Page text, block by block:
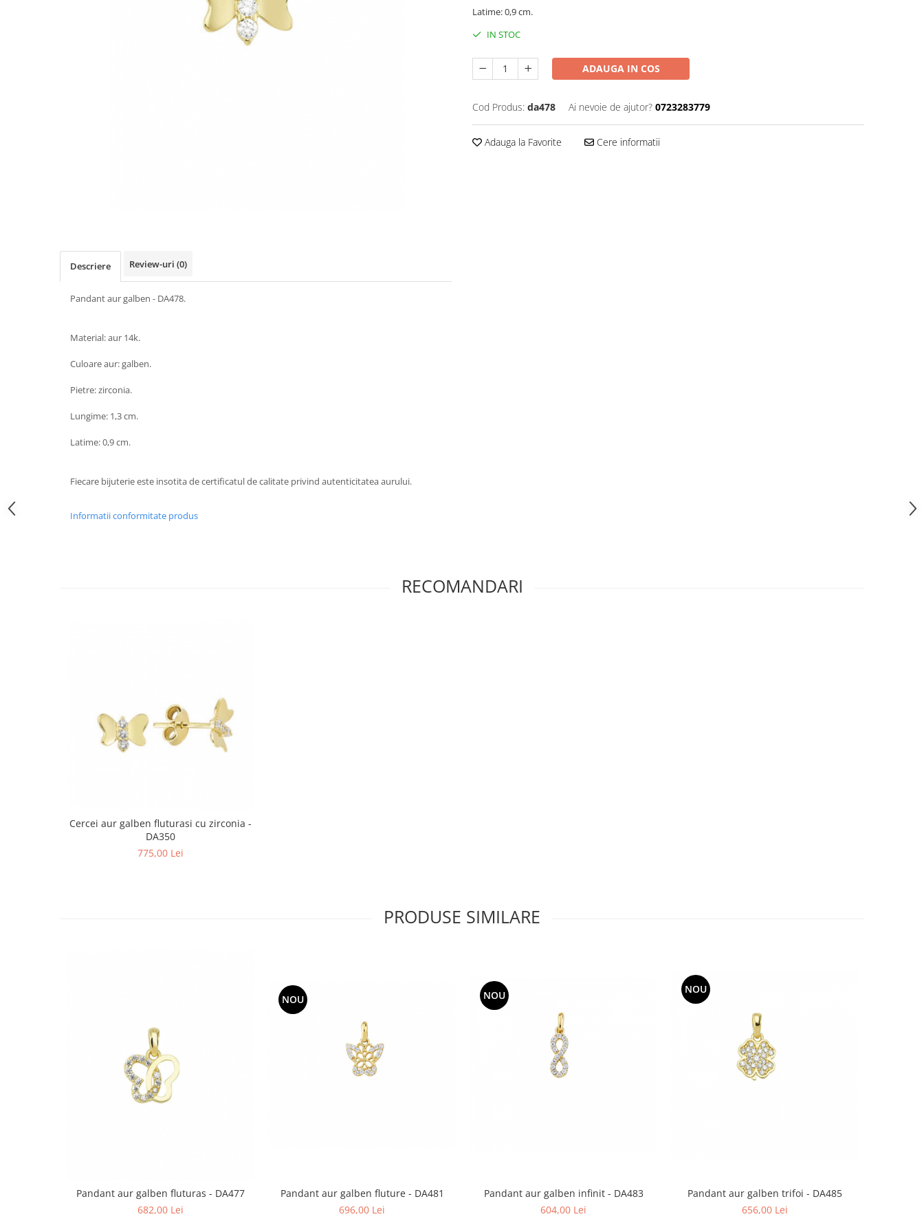
Latime: 0,9 cm.
IN STOC
ADAUGA IN COS
Cod Produs: da478 Ai nevoie de ajutor? 0723283779
Adauga la Favorite Cere informatii
Descriere Review-uri (0)
Pandant aur galben - DA478.
Material: aur 14k.
Culoare aur: galben.
Pietre: zirconia.
Lungime: 1,3 cm.
Latime: 0,9 cm.
Fiecare bijuterie este insotita de certificatul de calitate privind autenticitatea aurului.
Informatii conformitate produs
RECOMANDARI
Cercei aur galben fluturasi cu zirconia -
DA350
775,00 Lei
PRODUSE SIMILARE
Pandant aur galben fluturas - DA477
682,00 Lei
NOU
Pandant aur galben fluture - DA481
696,00 Lei
NOU
Pandant aur galben infinit - DA483
604,00 Lei
NOU
Pandant aur galben trifoi - DA485
656,00 Lei